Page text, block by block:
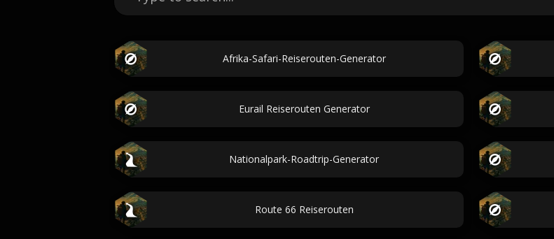
Afrika-Safari-Reiserouten-Generator
Eurail Reiserouten Generator
Nationalpark-Roadtrip-Generator
Route 66 Reiserouten